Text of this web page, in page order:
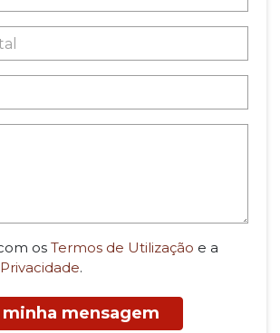
os Termos de Utilização e a
.
minha mensagem